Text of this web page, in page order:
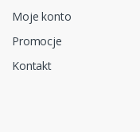
Moje konto
Promocje
Kontakt